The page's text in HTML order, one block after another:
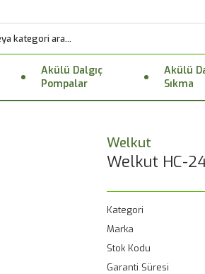
Akülü Dalgıç
Pompalar
Akülü
Sıkma
Welkut
Welkut HC-
Kategori
Marka
Stok Kodu
Garanti Süresi